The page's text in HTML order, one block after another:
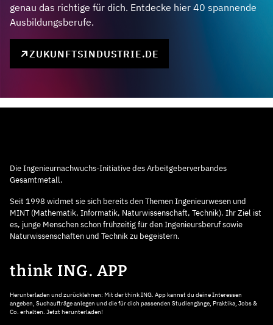
genau das richtige für dich. Entdecke hier 40 spannende
Ausbildungsberufe.
ZUKUNFTSINDUSTRIE.DE
Die Ingenieurnachwuchs-Initiative des Arbeitgeberverbandes
Gesamtmetall.
Seit 1998 widmet sie sich bereits den Themen Ingenieurwesen und
MINT (Mathematik, Informatik, Naturwissenschaft, Technik). Ihr Ziel ist
es, junge Menschen schon frühzeitig für den Ingenieursberuf sowie
Naturwissenschaften und Technik zu begeistern.
think ING. APP
Herunterladen und zurücklehnen: Mit der think ING. App kannst du deine Interessen
angeben, Suchaufträge anlegen und die für dich passenden Studiengänge, Praktika, Jobs &
Co. erhalten. Jetzt herunterladen!